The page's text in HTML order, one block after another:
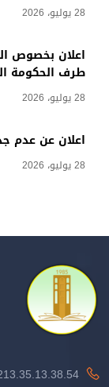
28 يوليو، 2026
اعلان بخصوص
طرف الحكومة
28 يوليو، 2026
اعلان عن عدم
28 يوليو، 2026